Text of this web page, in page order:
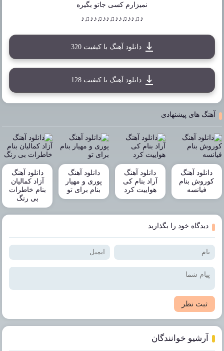
نمیزارم کسی جاتو بگیره
♪♫♪♪♫♪♪♫♪♪♫♪♪♫♪
دانلود آهنگ با کیفیت 320
دانلود آهنگ با کیفیت 128
آهنگ های پیشنهادی
دانلود آهنگ
کوروش بنام
فیانسه
دانلود آهنگ
آراد بنام کی
هواییت کرد
دانلود آهنگ
پوری و مهیار
بنام برای تو
دانلود آهنگ
آزاد کمالیان
بنام خاطرات
بی رنگ
دیدگاه خود را بگذارید
ثبت نظر
آرشیو خوانندگان